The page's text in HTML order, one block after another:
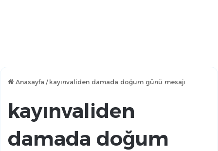
Anasayfa / kayınvaliden damada doğum günü mesajı
kayınvaliden
damada doğum